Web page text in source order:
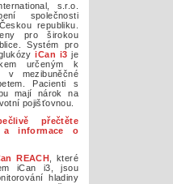
s.r.o.
společnosti
republiku.
pro širokou
Systém pro
iCan i3 je
určeným k
v mezibuněčné
Pacienti s
mají nárok na
pojišťovnou.
přečtěte
a informace o
REACH , které
iCan i3, jsou
hladiny